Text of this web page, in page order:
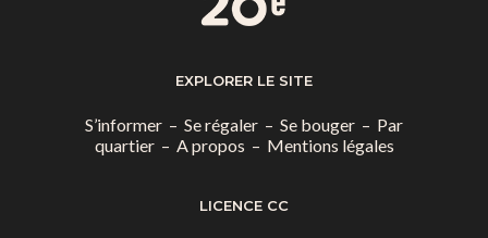
EXPLORER LE SITE
S’informer – Se régaler – Se bouger – Par
quartier– A propos – Mentions légales
LICENCE CC